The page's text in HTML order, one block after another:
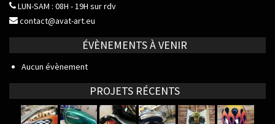
LUN-SAM : 08H - 19H sur rdv
contact@avat-art.eu
ÉVÈNEMENTS À VENIR
Aucun évènement
PROJETS RÉCENTS